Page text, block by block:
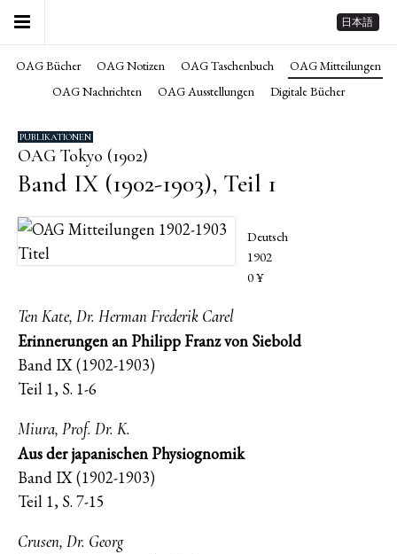
日本語
OAG Bücher OAG Notizen OAG Taschenbuch
OAG Mitteilungen
OAG Nachrichten
OAG Ausstellungen Digitale Bücher
PUBLIKATIONEN
OAG Tokyo (1902)
Band IX (1902-1903), Teil 1
Deutsch
1902
0 ¥
Ten Kate, Dr. Herman Frederik Carel
Erinnerungen an Philipp Franz von Siebold
Band IX (1902-1903)
Teil 1, S. 1-6
Miura, Prof. Dr. K.
Aus der japanischen Physiognomik
Band IX (1902-1903)
Teil 1, S. 7-15
Crusen, Dr. Georg